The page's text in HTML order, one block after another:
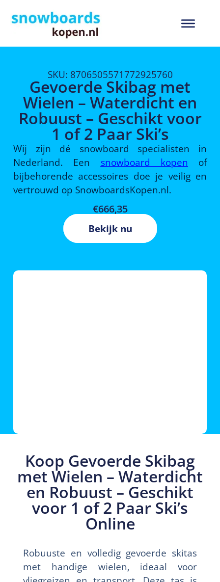
SKU: 8706505571772925760
Gevoerde Skibag met
Wielen – Waterdicht en
Robuust – Geschikt voor
1 of 2 Paar Ski’s
Wij zijn dé snowboard specialisten in
Nederland. Een snowboard kopen of
bijbehorende accessoires doe je veilig en
vertrouwd op SnowboardsKopen.nl.
€666,35
Bekijk nu
Koop Gevoerde Skibag
met Wielen – Waterdicht
en Robuust – Geschikt
voor 1 of 2 Paar Ski’s
Online
Robuuste en volledig gevoerde skitas
met handige wielen, ideaal voor